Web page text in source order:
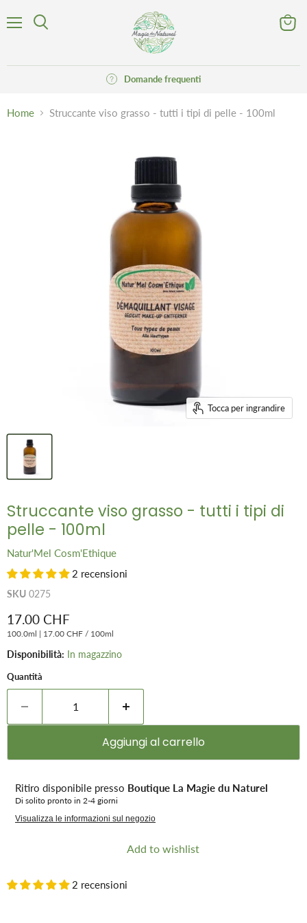
Domande frequenti
Home Struccante viso grasso - tutti i tipi di pelle - 100ml
Tocca per ingrandire
Struccante viso grasso - tutti i tipi di
pelle - 100ml
Natur'Mel Cosm'Ethique
2 recensioni
SKU 0275
Prezzo attuale
17.00 CHF
100.0ml | 17.00 CHF / 100ml
Disponibilità: In magazzino
Quantità
Aggiungi al carrello
Ritiro disponibile presso Boutique La Magie du Naturel
Di solito pronto in 2-4 giorni
Visualizza le informazioni sul negozio
Add to wishlist
2 recensioni